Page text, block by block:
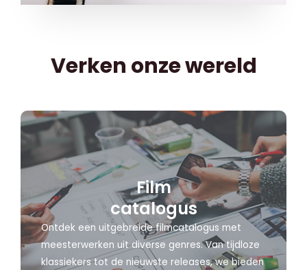
Verken onze wereld
Film
catalogus
Ontdek een uitgebreide filmcatalogus met
meesterwerken uit diverse genres. Van tijdloze
klassiekers tot de nieuwste releases, we bieden